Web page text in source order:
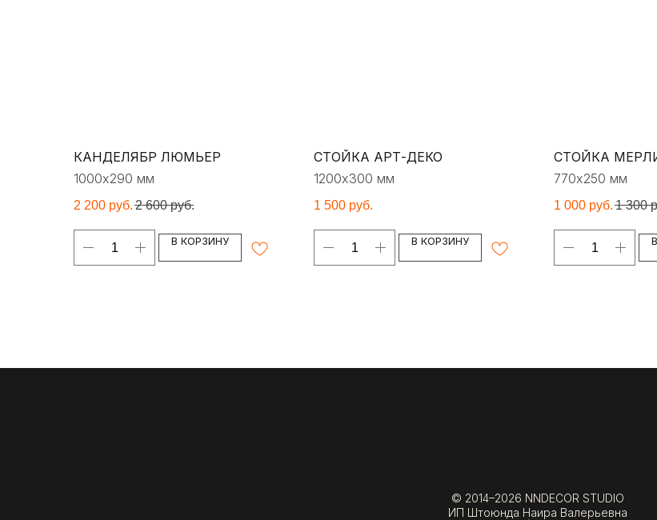
КАНДЕЛЯБР ЛЮМЬЕР
1000х290 мм
2 200 руб. 2 600 руб.
В КОРЗИНУ
СТОЙКА АРТ-ДЕКО
1200х300 мм
1 500 руб.
В КОРЗИНУ
СТОЙКА
770х250 мм
1 000 руб. 1 300
© 2014–2026 NNDECOR STUDIO
ИП Штоюнда Наира Валерьевна